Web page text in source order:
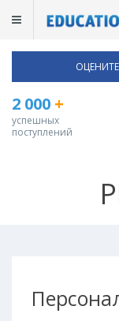
2 000 +
успешных
поступлений